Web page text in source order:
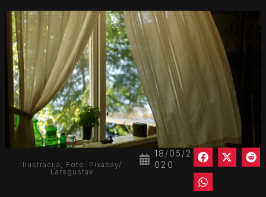
18/05/2
020
Ilustracija; Foto: Pixabay/
Larsgustav